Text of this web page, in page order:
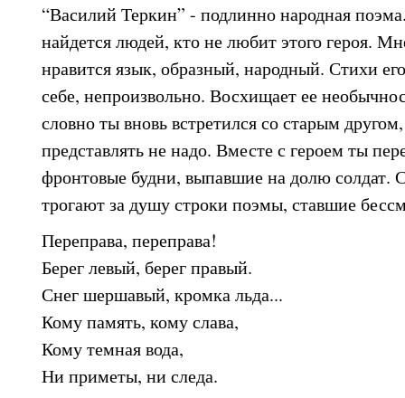
“Василий Теркин” - подлинно народная
найдется людей, кто не любит этого героя.
нравится язык, образный, народный. Стихи
себе, непроизвольно. Восхищает ее
словно ты вновь встретился со старым
представлять не надо. Вместе с героем ты
фронтовые будни, выпавшие на долю солдат.
трогают за душу строки поэмы, ставшие
Переправа, переправа!
Берег левый, берег правый.
Снег шершавый, кромка льда...
Кому память, кому слава,
Кому темная вода,
Ни приметы, ни следа.